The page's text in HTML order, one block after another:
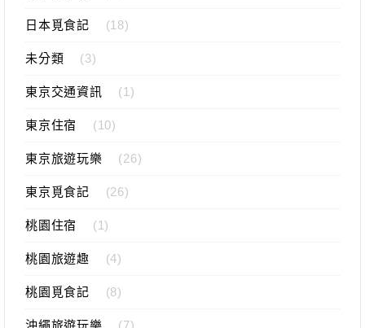
日本覓食記 (18)
未分類 (3)
東京交通資訊 (1)
東京住宿 (10)
東京旅遊玩樂 (26)
東京覓食記 (26)
桃園住宿 (1)
桃園旅遊趣 (4)
桃園覓食記 (8)
沖繩旅遊玩樂 (7)